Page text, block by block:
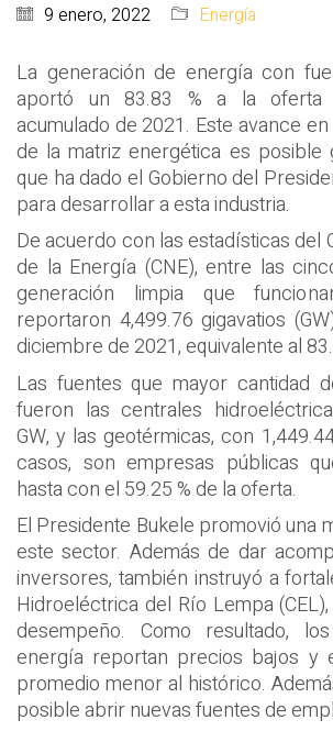
9 enero, 2022 Energía
La generación de energía con
aportó un 83.83 % a la oferta
acumulado de 2021. Este avance
de la matriz energética es posible
que ha dado el Gobierno del
para desarrollar a esta industria.
De acuerdo con las estadísticas del
de la Energía (CNE), entre las
generación limpia que
reportaron 4,499.76 gigavatios
diciembre de 2021, equivalente al
Las fuentes que mayor cantidad
fueron las centrales
GW, y las geotérmicas, con
casos, son empresas públicas
hasta con el 59.25 % de la oferta.
El Presidente Bukele promovió una
este sector. Además de dar
inversores, también instruyó a
Hidroeléctrica del Río Lempa
desempeño. Como resultado,
energía reportan precios bajos y
promedio menor al histórico.
posible abrir nuevas fuentes de